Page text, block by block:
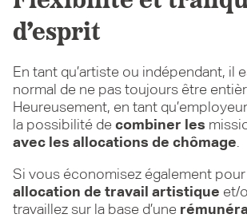
d’esprit
En tant qu’artiste ou indépendant, il
normal de ne pas toujours être
Heureusement, en tant
la possibilité de combiner les
avec les allocations de chômage.
Si vous économisez également
allocation de travail artistique et/
travaillez sur la base d’une